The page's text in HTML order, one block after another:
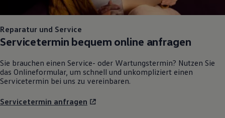
Reparatur und Service
Servicetermin bequem online anfragen
Sie brauchen einen Service- oder Wartungstermin? Nutzen Sie
das Onlineformular, um schnell und unkompliziert einen
Servicetermin bei uns zu vereinbaren.
Servicetermin anfragen